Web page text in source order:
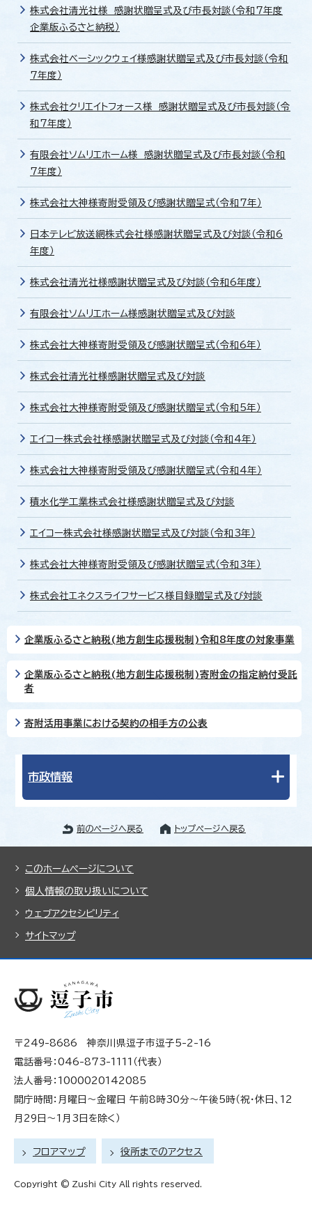
株式会社清光社様 感謝状贈呈式及び市長対談（令和7年度
企業版ふるさと納税）
株式会社ベーシックウェイ様感謝状贈呈式及び市長対談（令和
7年度）
株式会社クリエイトフォース様 感謝状贈呈式及び市長対談（令
和7年度）
有限会社ソムリエホーム様 感謝状贈呈式及び市長対談（令和
7年度）
株式会社大神様寄附受領及び感謝状贈呈式（令和7年）
日本テレビ放送網株式会社様感謝状贈呈式及び対談（令和6
年度）
株式会社清光社様感謝状贈呈式及び対談（令和6年度）
有限会社ソムリエホーム様感謝状贈呈式及び対談
株式会社大神様寄附受領及び感謝状贈呈式（令和6年）
株式会社清光社様感謝状贈呈式及び対談
株式会社大神様寄附受領及び感謝状贈呈式（令和5年）
エイコー株式会社様感謝状贈呈式及び対談（令和4年）
株式会社大神様寄附受領及び感謝状贈呈式（令和4年）
積水化学工業株式会社様感謝状贈呈式及び対談
エイコー株式会社様感謝状贈呈式及び対談（令和3年）
株式会社大神様寄附受領及び感謝状贈呈式（令和3年）
株式会社エネクスライフサービス様目録贈呈式及び対談
企業版ふるさと納税(地方創生応援税制)令和8年度の対象事業
企業版ふるさと納税(地方創生応援税制)寄附金の指定納付受託
者
寄附活用事業における契約の相手方の公表
市政情報
前のページへ戻る トップページへ戻る
このホームページについて
個人情報の取り扱いについて
ウェブアクセシビリティ
サイトマップ
〒249-8686 神奈川県逗子市逗子5-2-16
電話番号：046-873-1111（代表）
法人番号：1000020142085
開庁時間：月曜日～金曜日 午前8時30分～午後5時（祝・休日、12
月29日～1月3日を除く）
フロアマップ 役所までのアクセス
Copyright © Zushi City All rights reserved.